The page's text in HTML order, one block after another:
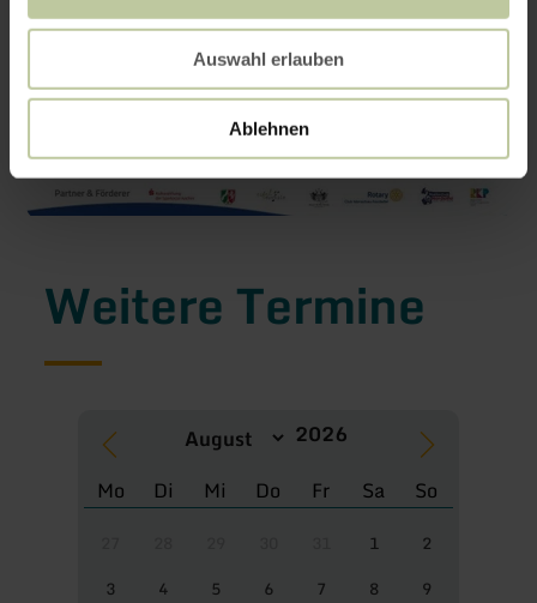
Auswahl erlauben
Ablehnen
Weitere Termine
Mo Di Mi Do Fr Sa So
1
2
3
4 5 6 7 8
9